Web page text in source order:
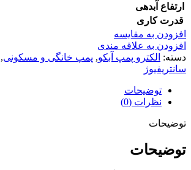
ارتفاع آبدهی
قدرت کاری
افزودن به مقایسه
افزودن به علاقه مندی
دسته: الکترو پمپ آبکو, پمپ خانگی و مسکونی,
سانتریفیوژ
توضیحات
نظرات (0)
توضیحات
توضیحات